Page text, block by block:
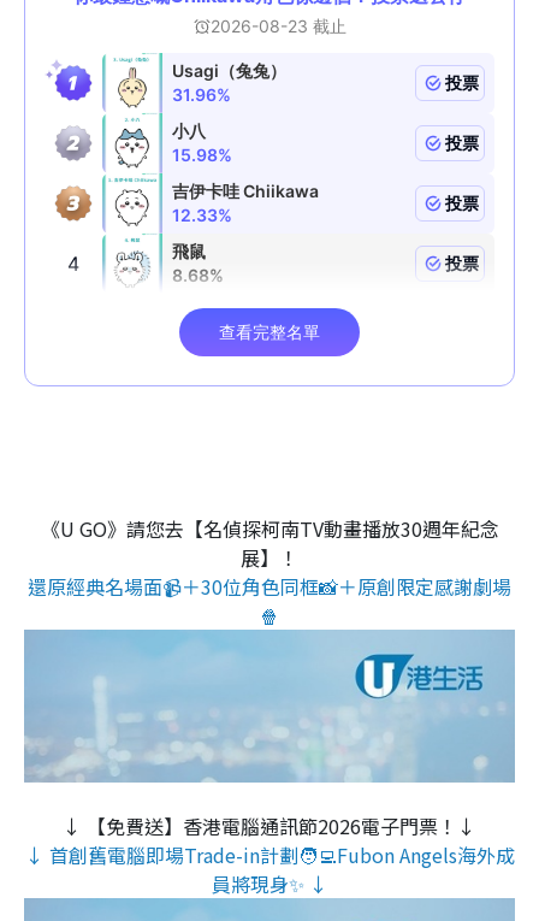
《U GO》請您去【名偵探柯南TV動畫播放30週年紀念
展】！
還原經典名場面📹＋30位角色同框📸＋原創限定感謝劇場
🍿
↓ 【免費送】香港電腦通訊節2026電子門票！↓
↓ 首創舊電腦即場Trade-in計劃🧑‍💻Fubon Angels海外成
員將現身✨ ↓